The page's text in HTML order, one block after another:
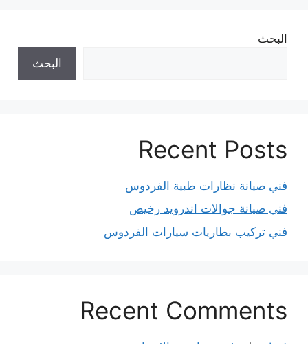
البحث
البحث
Recent Posts
فني صيانة نظارات طبية الفردوس
فني صيانة جوالات اندرويد رخيص
فني تركيب بطاريات سيارات الفردوس
Recent Comments